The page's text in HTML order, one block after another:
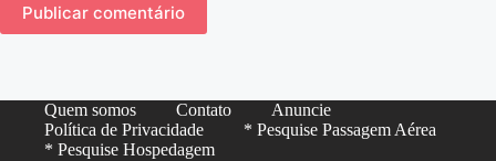
Publicar comentário
Quem somos Contato
Anuncie
Política de Privacidade
* Pesquise Passagem Aérea
* Pesquise Hospedagem